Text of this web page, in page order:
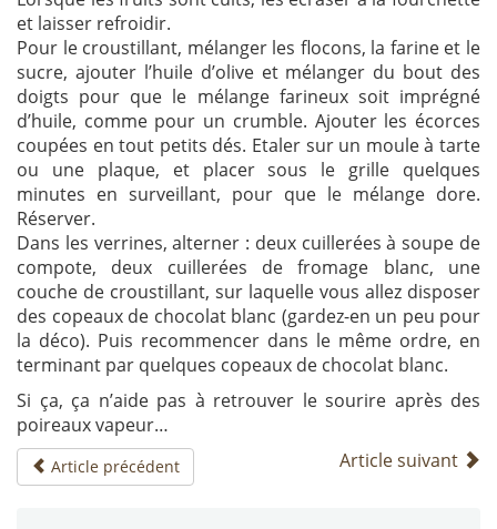
et laisser refroidir.
Pour le croustillant, mélanger les flocons, la farine et le
sucre, ajouter l’huile d’olive et mélanger du bout des
doigts pour que le mélange farineux soit imprégné
d’huile, comme pour un crumble. Ajouter les écorces
coupées en tout petits dés. Etaler sur un moule à tarte
ou une plaque, et placer sous le grille quelques
minutes en surveillant, pour que le mélange dore.
Réserver.
Dans les verrines, alterner : deux cuillerées à soupe de
compote, deux cuillerées de fromage blanc, une
couche de croustillant, sur laquelle vous allez disposer
des copeaux de chocolat blanc (gardez-en un peu pour
la déco). Puis recommencer dans le même ordre, en
terminant par quelques copeaux de chocolat blanc.
Si ça, ça n’aide pas à retrouver le sourire après des
poireaux vapeur…
Article précédent Article suivant